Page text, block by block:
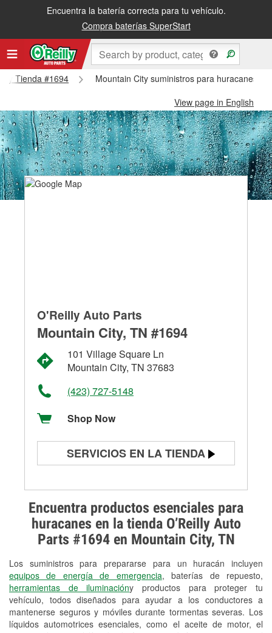
Encuentra la batería correcta para tu vehículo.
Compra baterías SuperStart
Tienda #1694
Mountain City suministros para huracanes y
View page in English
Encuentra productos esenciales para
huracanes en la tienda O’Reilly Auto
Parts #1694 en Mountain City, TN
Los suministros para prepararse para un huracán incluyen
equipos de energía de emergencia, baterías de repuesto,
herramientas de iluminacióny productos para proteger tu
vehículo, todos diseñados para ayudar a los conductores a
mantenerse seguros y móviles durante tormentas severas. Los
líquidos automotrices esenciales, como el aceite de motor, el
O'Reilly Auto Parts
Mountain City, TN #1694
101 Village Square Ln
Mountain City, TN 37683
(423) 727-5148
Shop Now
SERVICIOS EN LA TIENDA
Prueba de alternadores y
arrancadores
Revisión de la luz "Check Engine"
Reciclaje de baterías y aceite
Instalación de bombillas de faros
Instalación de limpiaparabrisas